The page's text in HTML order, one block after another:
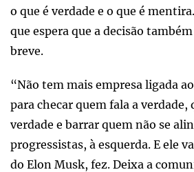
o que é verdade e o que é
que espera que a decisão
breve.
“Não tem mais empresa ligada
para checar quem fala a verdade,
verdade e barrar quem não se
progressistas, à esquerda. E ele
do Elon Musk, fez. Deixa a